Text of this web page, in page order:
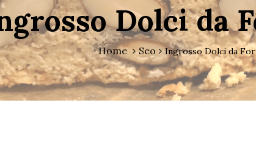
Dolci da
Home Seo Ingrosso Dolci da